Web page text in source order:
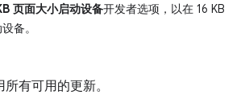
页面大小启动设备开发者选项，以在 16 KB
备。
所有可用的更新。